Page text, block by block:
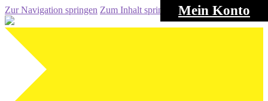
Mein Konto
Zur Navigation springen Zum Inhalt springen